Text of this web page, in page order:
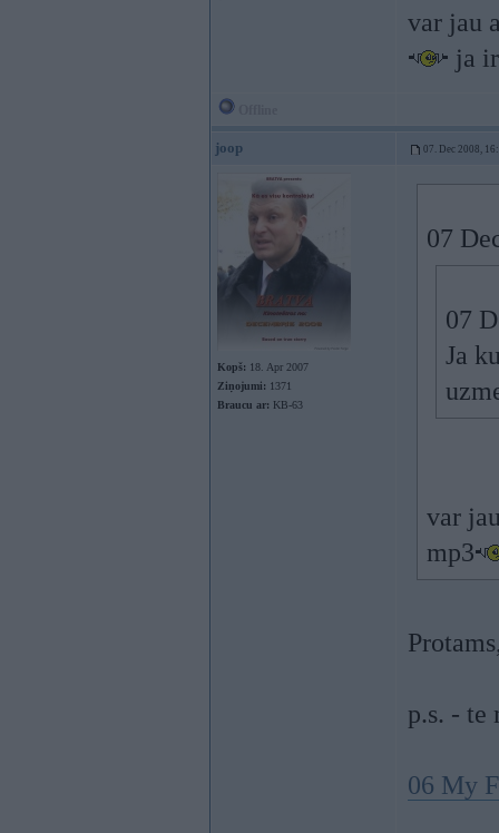
var jau
ja
joop 07. Dec 2008,
Kopš: 18. Apr 2007
Ziņojumi: 1371
Braucu ar: KB-63
07
07
Ja
var
mp3
p.s. - te
06 My